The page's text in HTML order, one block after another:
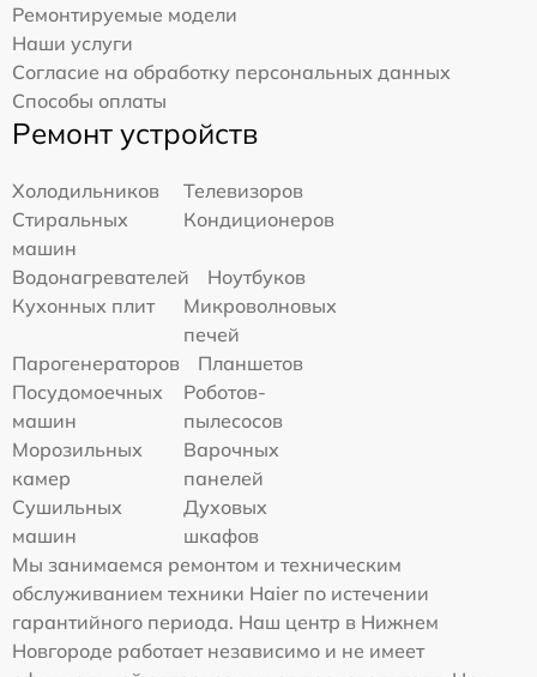
Ремонтируемые модели
Наши услуги
Согласие на обработку персональных данных
Способы оплаты
Ремонт устройств
Холодильников
Телевизоров
Стиральных
машин
Кондиционеров
Водонагревателей
Ноутбуков
Кухонных плит
Микроволновых
печей
Парогенераторов
Планшетов
Посудомоечных
машин
Роботов-
пылесосов
Морозильных
камер
Варочных
панелей
Сушильных
машин
Духовых
шкафов
Мы занимаемся ремонтом и техническим
обслуживанием техники Haier по истечении
гарантийного периода. Наш центр в Нижнем
Новгороде работает независимо и не имеет